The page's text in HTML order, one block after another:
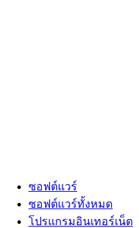
ซอฟต์แวร์
ซอฟต์แวร์ทั้งหมด
โปรแกรมอินเทอร์เน็ต